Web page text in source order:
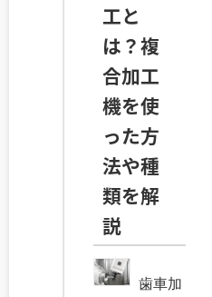
工と
は？複
合加工
機を使
った方
法や種
類を解
説
歯車加